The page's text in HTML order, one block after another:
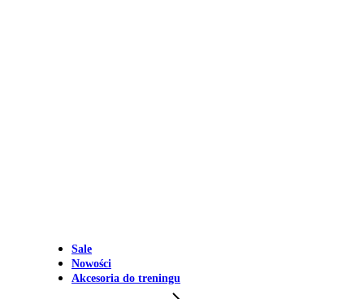
Sale
Nowości
Akcesoria do treningu